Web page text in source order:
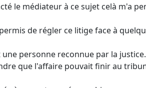
le médiateur à ce sujet celà m'a
de régler ce litige face à
personne reconnue par la justice.
que l'affaire pouvait finir au